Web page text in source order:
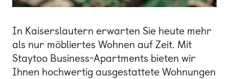
In Kaiserslautern erwarten Sie heute mehr
als nur möbliertes Wohnen auf Zeit. Mit
Staytoo Business-Apartments bieten wir
Ihnen hochwertig ausgestattete Wohnungen